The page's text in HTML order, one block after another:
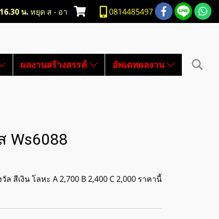
น.หยุด ส - อา 0814485497
ผลงานสร้างสรรค์ อัพเดทผลงาน
Ws6088
สีเงิน โลหะ A 2,700 B 2,400 C 2,000 ราคานี้